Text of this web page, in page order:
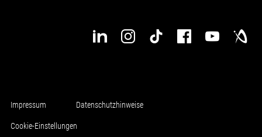
Impressum Datenschutzhinweise
Cookie-Einstellungen